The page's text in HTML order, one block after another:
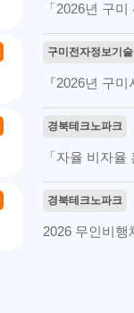
「2026년 구
구미전자정보기
『2026년 구
경북테크노파크
「자율 비자
경북테크노파크
2026 무인비